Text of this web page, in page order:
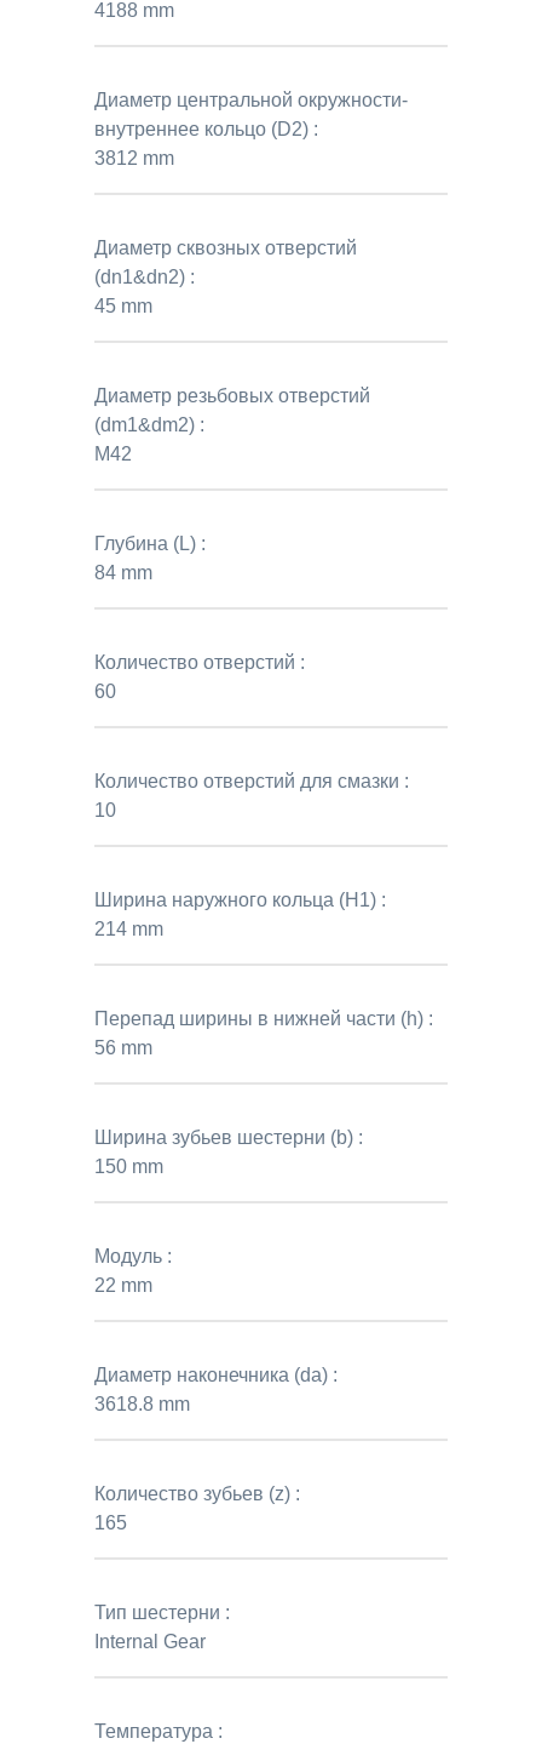
4188 mm
Диаметр центральной окружности-
внутреннее кольцо (D2) :
3812 mm
Диаметр сквозных отверстий
(dn1&dn2) :
45 mm
Диаметр резьбовых отверстий
(dm1&dm2) :
M42
Глубина (L) :
84 mm
Количество отверстий :
60
Количество отверстий для смазки :
10
Ширина наружного кольца (H1) :
214 mm
Перепад ширины в нижней части (h) :
56 mm
Ширина зубьев шестерни (b) :
150 mm
Модуль :
22 mm
Диаметр наконечника (da) :
3618.8 mm
Количество зубьев (z) :
165
Тип шестерни :
Internal Gear
Температура :